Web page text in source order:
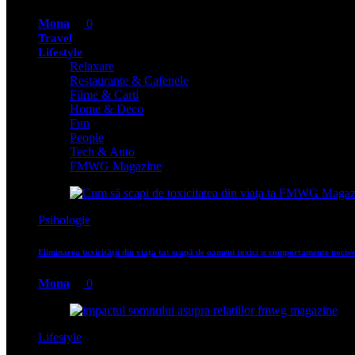
Mona 0
Travel
Lifestyle
Relaxare
Restaurante & Cafenele
Filme & Carti
Home & Deco
Fun
People
Tech & Auto
FMWG Magazine
Psihologie
Eliminarea toxicității din viața ta: scapă de oameni toxici și comportamente nocive
Mona 0
Lifestyle